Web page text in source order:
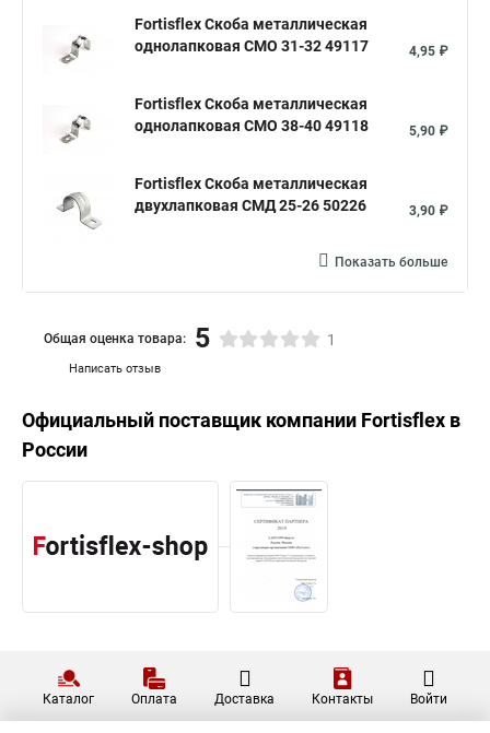
Fortisflex Скоба металлическая
однолапковая СМО 31-32 49117
4,95 ₽
Fortisflex Скоба металлическая
однолапковая СМО 38-40 49118
5,90 ₽
Fortisflex Скоба металлическая
двухлапковая СМД 25-26 50226
3,90 ₽
Показать больше
Написать отзыв
Общая оценка товара: 5 1
Официальный поставщик компании Fortisflex в
России
Каталог Оплата Доставка Контакты Войти